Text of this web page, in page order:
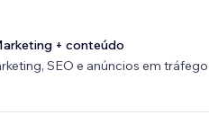
+ conteúdo
SEO e anúncios em tráfego